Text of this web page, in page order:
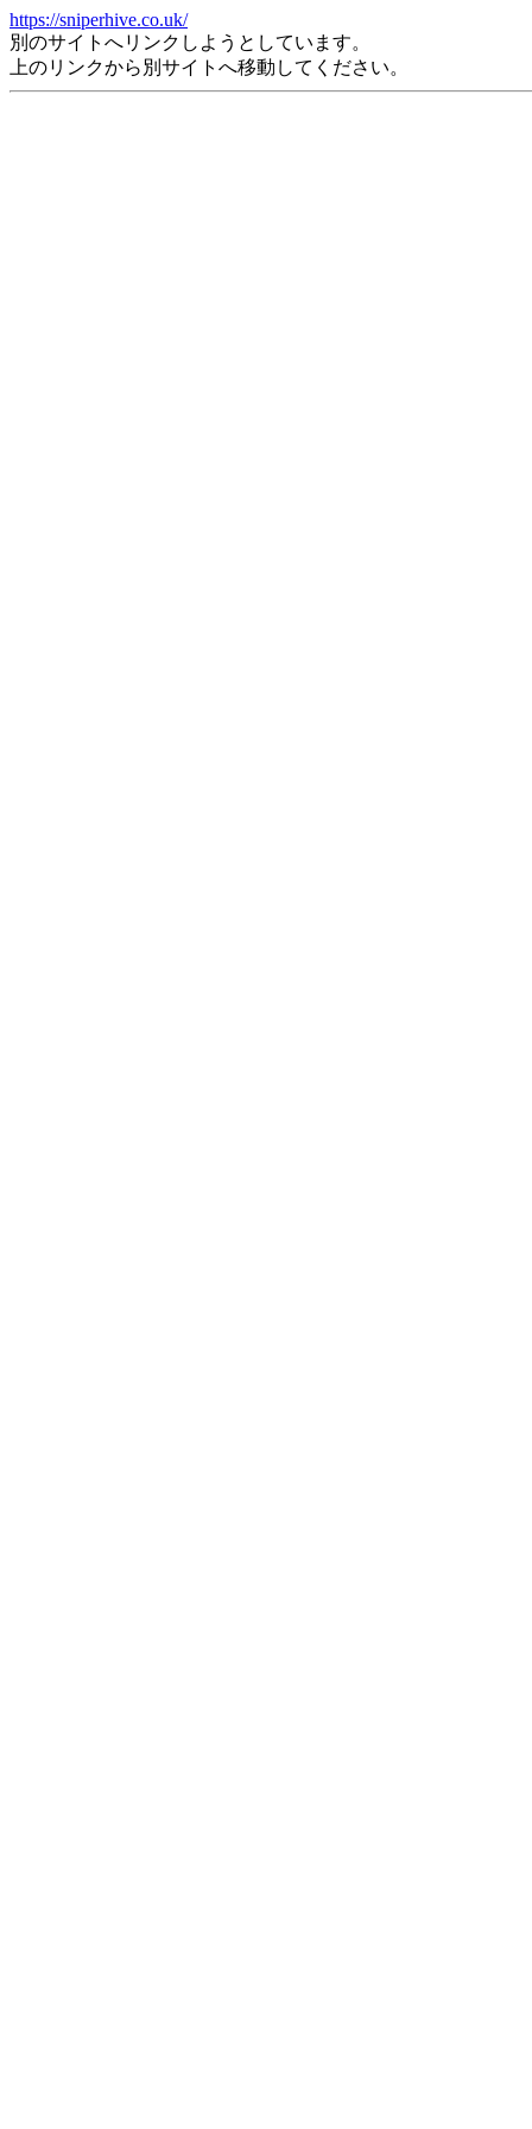
https://sniperhive.co.uk/
別のサイトへリンクしようとしています。
上のリンクから別サイトへ移動してください。